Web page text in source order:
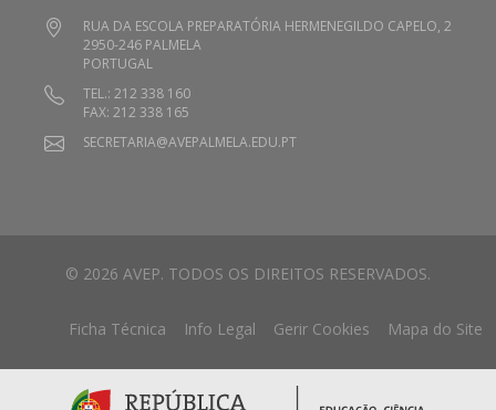
RUA DA ESCOLA PREPARATÓRIA HERMENEGILDO CAPELO, 2
2950-246 PALMELA
PORTUGAL
TEL.: 212 338 160
FAX: 212 338 165
SECRETARIA@AVEPALMELA.EDU.PT
© 2026 AVEP. TODOS OS DIREITOS RESERVADOS.
Ficha Técnica Info Legal Gerir Cookies Mapa do Site